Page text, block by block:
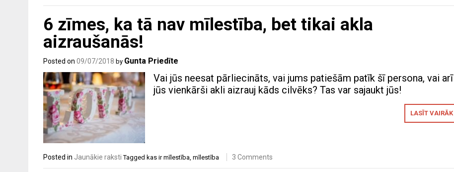
6 zīmes, ka tā nav mīlestība, bet tikai akla
aizraušanās!
Posted on 09/07/2018 by Gunta Priedīte
Vai jūs neesat pārliecināts, vai jums patiešām patīk šī persona, vai arī
jūs vienkārši akli aizrauj kāds cilvēks? Tas var sajaukt jūs!
LASĪT VAIRĀK
Posted in Jaunākie raksti Tagged kas ir mīlestība, mīlestība 3 Comments